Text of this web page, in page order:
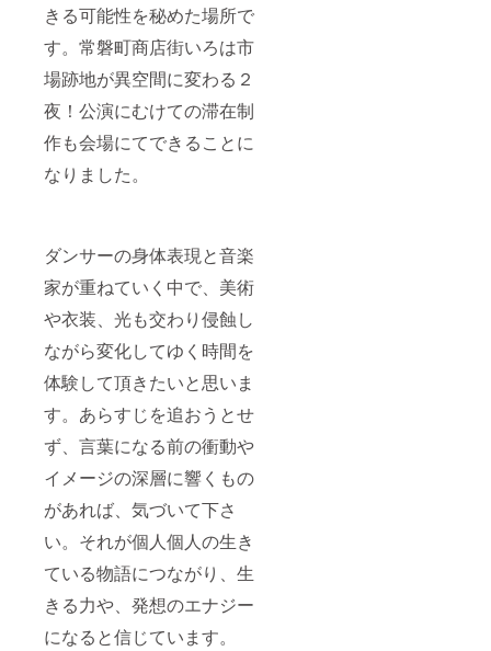
きる可能性を秘めた場所で
す。常磐町商店街いろは市
場跡地が異空間に変わる２
夜！公演にむけての滞在制
作も会場にてできることに
なりました。
ダンサーの身体表現と音楽
家が重ねていく中で、美術
や衣装、光も交わり侵蝕し
ながら変化してゆく時間を
体験して頂きたいと思いま
す。あらすじを追おうとせ
ず、言葉になる前の衝動や
イメージの深層に響くもの
があれば、気づいて下さ
い。それが個人個人の生き
ている物語につながり、生
きる力や、発想のエナジー
になると信じています。